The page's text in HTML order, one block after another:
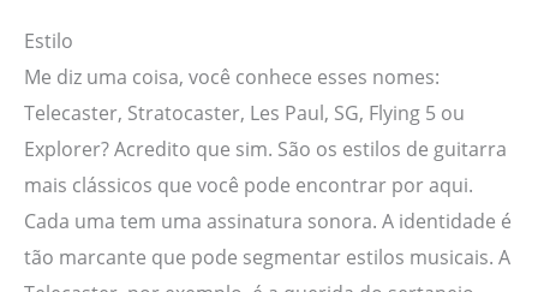
Estilo
Me diz uma coisa, você conhece esses nomes:
Telecaster, Stratocaster, Les Paul, SG, Flying 5 ou
Explorer? Acredito que sim. São os estilos de guitarra
mais clássicos que você pode encontrar por aqui.
Cada uma tem uma assinatura sonora. A identidade é
tão marcante que pode segmentar estilos musicais. A